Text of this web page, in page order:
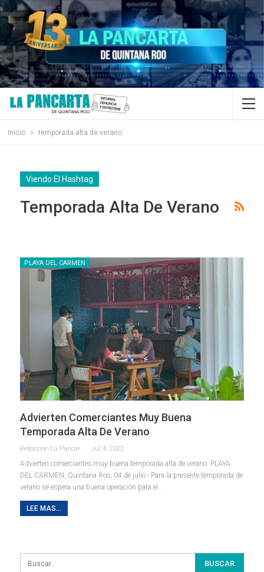
Inicio temporada alta de verano
Viendo El Hashtag
Temporada Alta De Verano
PLAYA DEL CARMEN
Advierten Comerciantes Muy Buena
Temporada Alta De Verano
Redaccion La Pancarta De Quintana Roo Jul 4, 2022
Advierten comerciantes muy buena temporada alta de verano. PLAYA
DEL CARMEN, Quintana Roo, 04 de julio.- Para la presente temporada de
verano se espera una buena operación para el …
LEE MAS...